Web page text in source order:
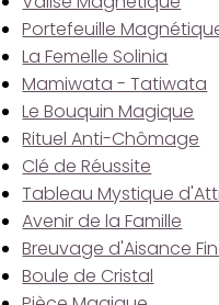
Portefeuille
La Femelle Solinia
Mamiwata - Tatiwata
Le Bouquin Magique
Rituel Anti-Chômage
Clé de Réussite
Tableau Mystique
Avenir de la Famille
Breuvage d'Aisance
Boule de Cristal